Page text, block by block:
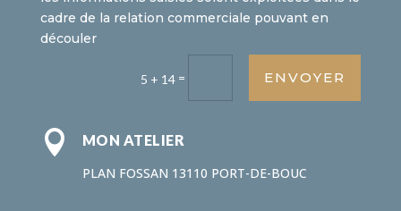
cadre de la relation commerciale pouvant en
découler
5 + 14 = ENVOYER

MON ATELIER
PLAN FOSSAN 13110 PORT-DE-BOUC